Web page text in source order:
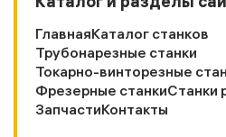
Каталог и разделы
ГлавнаяКаталог станков
Трубонарезные станки
Токарно-винторезные
Фрезерные станкиСтанки
ЗапчастиКонтакты